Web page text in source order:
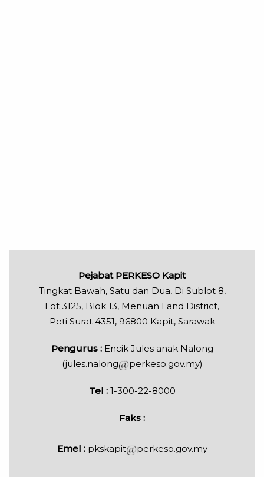
Pejabat PERKESO Kapit
Tingkat Bawah, Satu dan Dua, Di Sublot 8,
Lot 3125, Blok 13, Menuan Land District,
Peti Surat 4351, 96800 Kapit, Sarawak
Pengurus : Encik Jules anak Nalong
(jules.nalong
perkeso.gov.my)
Tel : 1-300-22-8000
Faks :
Emel :pkskapit perkeso.gov.my